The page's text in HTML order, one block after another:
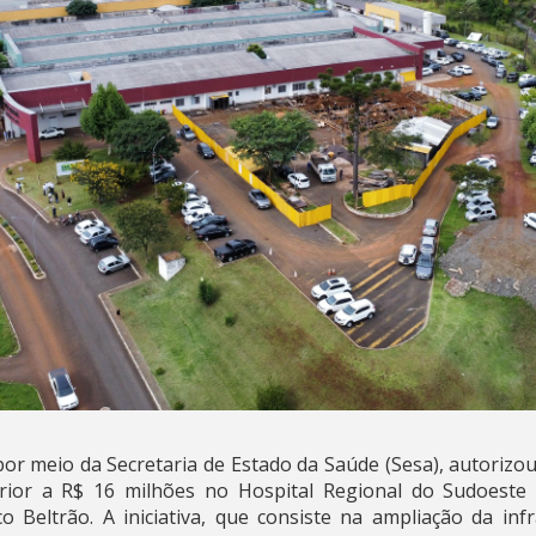
meio da Secretaria de Estado da Saúde (Sesa),
a R$ 16 milhões no Hospital Regional do
Beltrão. A iniciativa, que consiste na ampliação da